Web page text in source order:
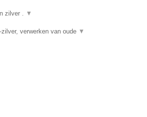
zilver . ▼
verwerken van oude ▼